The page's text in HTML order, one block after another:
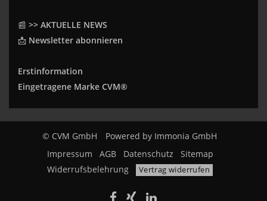
📰 >> AKTUELLE NEWS
📩 Newsletter abonnieren
Erstinformation
Eingetragene Marke CVM®
© CVM GmbH Powered by Immonia GmbH
Impressum
AGB Datenschutz
Sitemap
Widerrufsbelehrung
Vertrag widerrufen